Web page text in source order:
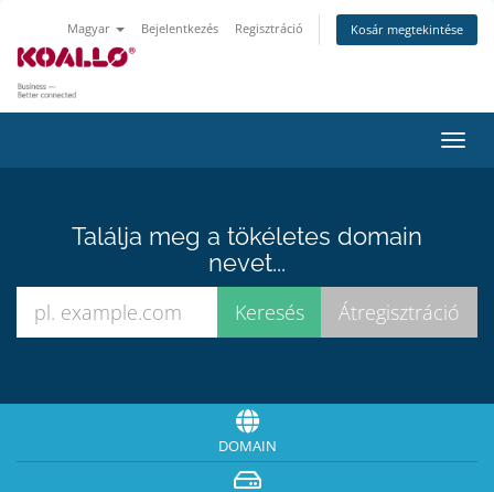
Magyar Bejelentkezés Regisztráció Kosár megtekintése
a
Találja meg a tökéletes domain
nevet...
DOMAIN